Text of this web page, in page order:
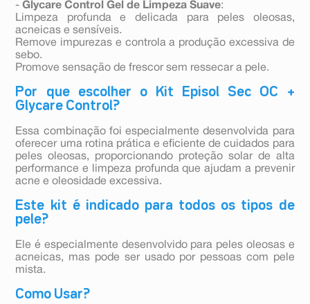
-Glycare Control Gel de Limpeza Suave:
Limpeza profunda e delicada para peles oleosas,
acneicas e sensíveis.
Remove impurezas e controla a produção excessiva de
sebo.
Promove sensação de frescor sem ressecar a pele.
Por que escolher o Kit Episol Sec OC +
Glycare Control?
Essa combinação foi especialmente desenvolvida para
oferecer uma rotina prática e eficiente de cuidados para
peles oleosas, proporcionando proteção solar de alta
performance e limpeza profunda que ajudam a prevenir
acne e oleosidade excessiva.
Este kit é indicado para todos os tipos de
pele?
Ele é especialmente desenvolvido para peles oleosas e
acneicas, mas pode ser usado por pessoas com pele
mista.
Como Usar?